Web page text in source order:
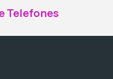
Telefones